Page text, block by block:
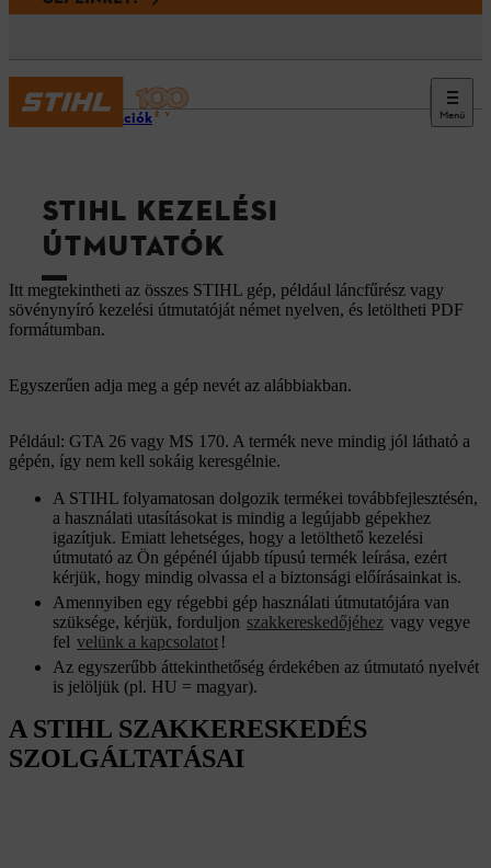
Menü
Információk
STIHL KEZELÉSI
ÚTMUTATÓK
Itt megtekintheti az összes STIHL gép, például láncfűrész vagy
sövénynyíró kezelési útmutatóját német nyelven, és letöltheti PDF
formátumban.
Egyszerűen adja meg a gép nevét az alábbiakban.
Például: GTA 26 vagy MS 170. A termék neve mindig jól látható a
gépén, így nem kell sokáig keresgélnie.
A STIHL folyamatosan dolgozik termékei továbbfejlesztésén,
a használati utasításokat is mindig a legújabb gépekhez
igazítjuk. Emiatt lehetséges, hogy a letölthető kezelési
útmutató az Ön gépénél újabb típusú termék leírása, ezért
kérjük, hogy mindig olvassa el a biztonsági előírásainkat is.
Amennyiben egy régebbi gép használati útmutatójára van
szüksége, kérjük, forduljon szakkereskedőjéhez vagy vegye
fel velünk a kapcsolatot !
Az egyszerűbb áttekinthetőség érdekében az útmutató nyelvét
is jelöljük (pl. HU = magyar).
A STIHL SZAKKERESKEDÉS
SZOLGÁLTATÁSAI